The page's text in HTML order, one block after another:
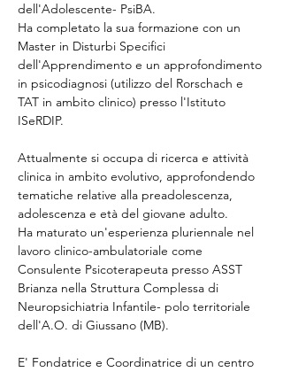
dell'Adolescente- PsiBA.
Ha completato la sua formazione con un
Master in Disturbi Specifici
dell'Apprendimento e un approfondimento
in psicodiagnosi (utilizzo del Rorschach e
TAT in ambito clinico) presso l'Istituto
ISeRDIP.
Attualmente si occupa di ricerca e attività
clinica in ambito evolutivo, approfondendo
tematiche relative alla preadolescenza,
adolescenza e età del giovane adulto.
Ha maturato un'esperienza pluriennale nel
lavoro clinico-ambulatoriale come
Consulente Psicoterapeuta presso ASST
Brianza nella Struttura Complessa di
Neuropsichiatria Infantile- polo territoriale
dell'A.O. di Giussano (MB).
E' Fondatrice e Coordinatrice di un centro